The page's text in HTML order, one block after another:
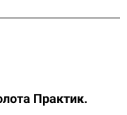
Практик.